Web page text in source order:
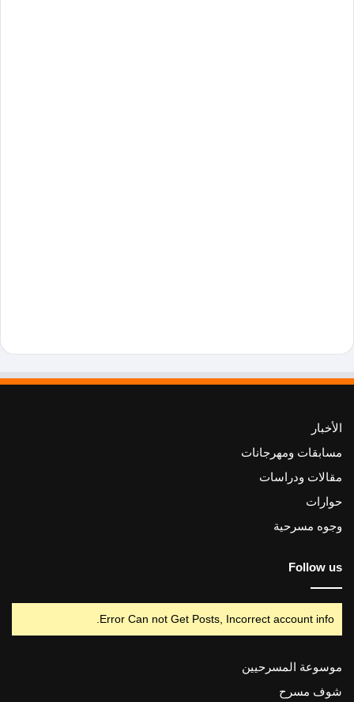
الأخبار
مسابقات ومهرجانات
مقالات ودراسات
حوارات
وجوه مسرحية
Follow us
Error Can not Get Posts, Incorrect account info.
موسوعة المسرحيين
شوف مسرح